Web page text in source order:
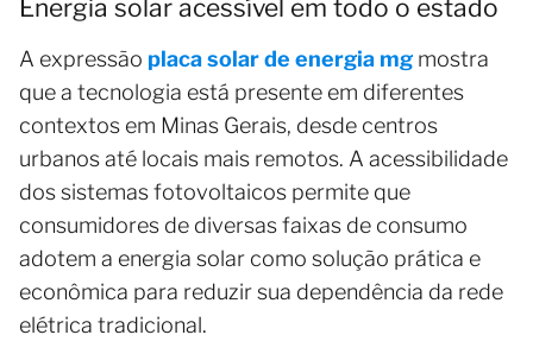
Energia solar acessível em todo o estado
A expressão placa solar de energia mg mostra
que a tecnologia está presente em diferentes
contextos em Minas Gerais, desde centros
urbanos até locais mais remotos. A acessibilidade
dos sistemas fotovoltaicos permite que
consumidores de diversas faixas de consumo
adotem a energia solar como solução prática e
econômica para reduzir sua dependência da rede
elétrica tradicional.